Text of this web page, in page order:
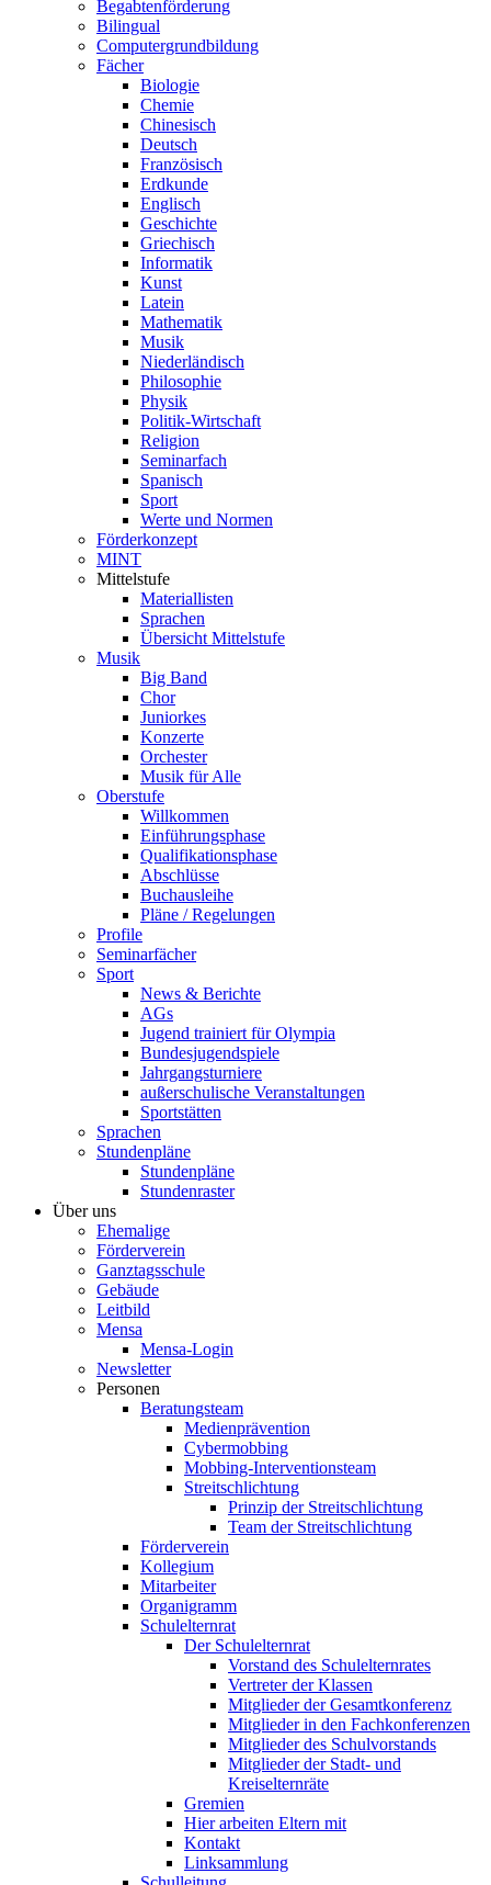
Begabtenförderung
Bilingual
Computergrundbildung
Fächer
Biologie
Chemie
Chinesisch
Deutsch
Französisch
Erdkunde
Englisch
Geschichte
Griechisch
Informatik
Kunst
Latein
Mathematik
Musik
Niederländisch
Philosophie
Physik
Politik-Wirtschaft
Religion
Seminarfach
Spanisch
Sport
Werte und Normen
Förderkonzept
MINT
Mittelstufe
Materiallisten
Sprachen
Übersicht Mittelstufe
Musik
Big Band
Chor
Juniorkes
Konzerte
Orchester
Musik für Alle
Oberstufe
Willkommen
Einführungsphase
Qualifikationsphase
Abschlüsse
Buchausleihe
Pläne / Regelungen
Profile
Seminarfächer
Sport
News & Berichte
AGs
Jugend trainiert für Olympia
Bundesjugendspiele
Jahrgangsturniere
außerschulische Veranstaltungen
Sportstätten
Sprachen
Stundenpläne
Stundenpläne
Stundenraster
Über uns
Ehemalige
Förderverein
Ganztagsschule
Gebäude
Leitbild
Mensa
Mensa-Login
Newsletter
Personen
Beratungsteam
Medienprävention
Cybermobbing
Mobbing-Interventionsteam
Streitschlichtung
Prinzip der Streitschlichtung
Team der Streitschlichtung
Förderverein
Kollegium
Mitarbeiter
Organigramm
Schulelternrat
Der Schulelternrat
Vorstand des Schulelternrates
Vertreter der Klassen
Mitglieder der Gesamtkonferenz
Mitglieder in den Fachkonferenzen
Mitglieder des Schulvorstands
Mitglieder der Stadt- und
Kreiselternräte
Gremien
Hier arbeiten Eltern mit
Kontakt
Linksammlung